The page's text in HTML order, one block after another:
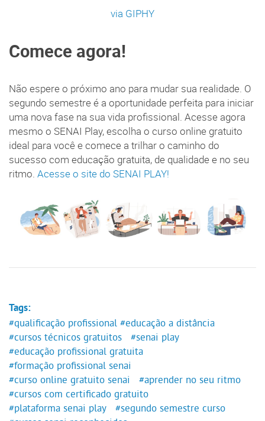
via GIPHY
Comece agora!
Não espere o próximo ano para mudar sua realidade. O
segundo semestre é a oportunidade perfeita para iniciar
uma nova fase na sua vida profissional. Acesse agora
mesmo o SENAI Play, escolha o curso online gratuito
ideal para você e comece a trilhar o caminho do
sucesso com educação gratuita, de qualidade e no seu
ritmo. Acesse o site do SENAI PLAY!
Tags:
#qualificação profissional #educação a distância
#cursos técnicos gratuitos
#senai play
#educação profissional gratuita
#formação profissional senai
#curso online gratuito senai
#aprender no seu ritmo
#cursos com certificado gratuito
#plataforma senai play
#segundo semestre curso